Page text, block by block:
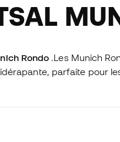
Rondo .Les Munich
parfaite pour